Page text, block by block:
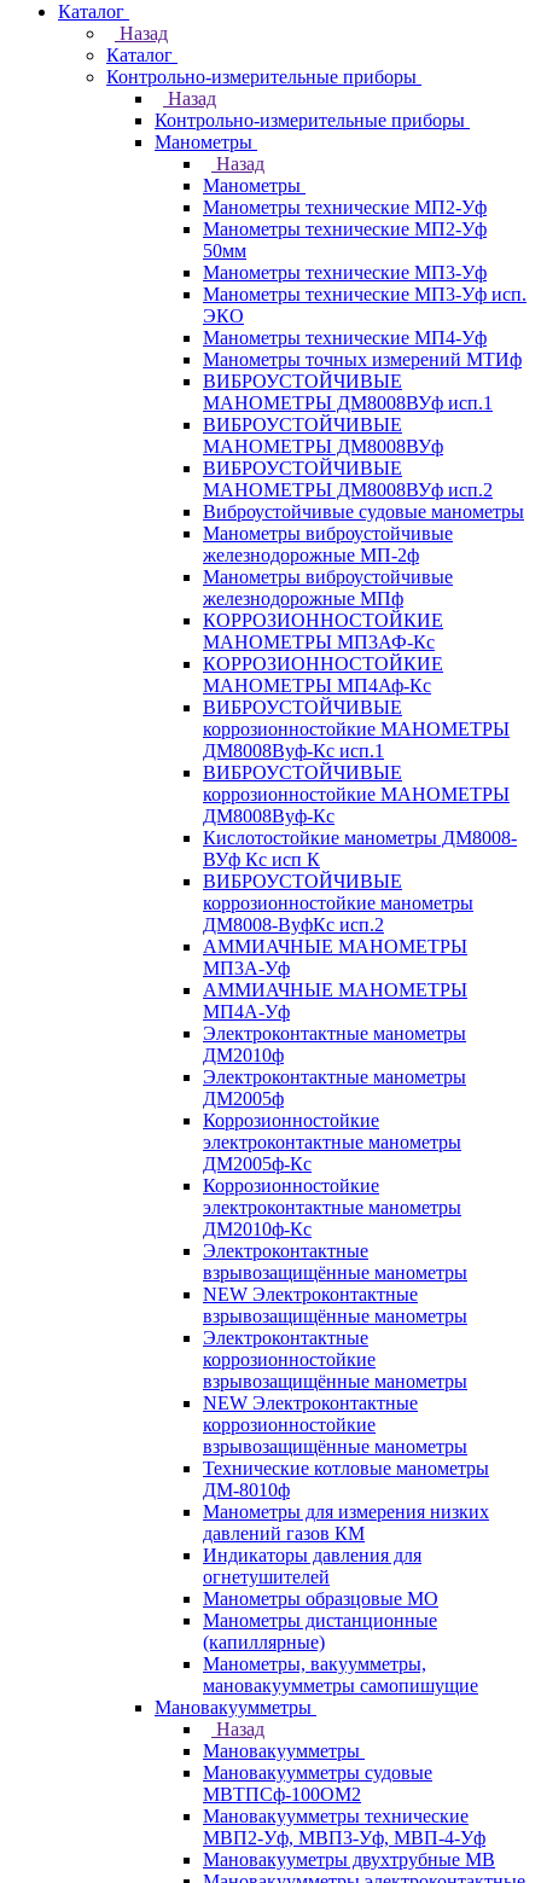
Каталог
Назад
Каталог
Контрольно-измерительные приборы
Назад
Контрольно-измерительные приборы
Манометры
Назад
Манометры
Манометры технические МП2-Уф
Манометры технические МП2-Уф
50мм
Манометры технические МП3-Уф
Манометры технические МП3-Уф исп.
ЭКО
Манометры технические МП4-Уф
Манометры точных измерений МТИф
ВИБРОУСТОЙЧИВЫЕ
МАНОМЕТРЫ ДМ8008ВУф исп.1
ВИБРОУСТОЙЧИВЫЕ
МАНОМЕТРЫ ДМ8008ВУф
ВИБРОУСТОЙЧИВЫЕ
МАНОМЕТРЫ ДМ8008ВУф исп.2
Виброустойчивые судовые манометры
Манометры виброустойчивые
железнодорожные МП-2ф
Манометры виброустойчивые
железнодорожные МПф
КОРРОЗИОННОСТОЙКИЕ
МАНОМЕТРЫ МП3АФ-Кс
КОРРОЗИОННОСТОЙКИЕ
МАНОМЕТРЫ МП4Аф-Кс
ВИБРОУСТОЙЧИВЫЕ
коррозионностойкие МАНОМЕТРЫ
ДМ8008Вуф-Кс исп.1
ВИБРОУСТОЙЧИВЫЕ
коррозионностойкие МАНОМЕТРЫ
ДМ8008Вуф-Кс
Кислотостойкие манометры ДМ8008-
ВУф Кс исп К
ВИБРОУСТОЙЧИВЫЕ
коррозионностойкие манометры
ДМ8008-ВуфКс исп.2
АММИАЧНЫЕ МАНОМЕТРЫ
МП3А-Уф
АММИАЧНЫЕ МАНОМЕТРЫ
МП4А-Уф
Электроконтактные манометры
ДМ2010ф
Электроконтактные манометры
ДМ2005ф
Коррозионностойкие
электроконтактные манометры
ДМ2005ф-Кс
Коррозионностойкие
электроконтактные манометры
ДМ2010ф-Кс
Электроконтактные
взрывозащищённые манометры
NEW Электроконтактные
взрывозащищённые манометры
Электроконтактные
коррозионностойкие
взрывозащищённые манометры
NEW Электроконтактные
коррозионностойкие
взрывозащищённые манометры
Технические котловые манометры
ДМ-8010ф
Манометры для измерения низких
давлений газов КМ
Индикаторы давления для
огнетушителей
Манометры образцовые МО
Манометры дистанционные
(капиллярные)
Манометры, вакуумметры,
мановакуумметры самопишущие
Мановакуумметры
Назад
Мановакуумметры
Мановакуумметры судовые
МВТПСф-100ОМ2
Мановакуумметры технические
МВП2-Уф, МВП3-Уф, МВП-4-Уф
Мановакууметры двухтрубные МВ